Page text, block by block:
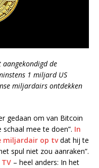
aangekondigd de
1 miljard US
miljardairs ontdekken
gedaan om van Bitcoin
mee te doen”. In
miljardair op tvdat hij te
spul niet zou aanraken”.
– heel anders: In het